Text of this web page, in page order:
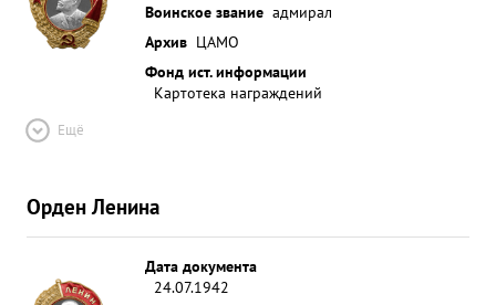
Воинское звание адмирал
Архив ЦАМО
Фонд ист. информации
Картотека награждений
Ещё
Орден Ленина
Дата документа
24.07.1942